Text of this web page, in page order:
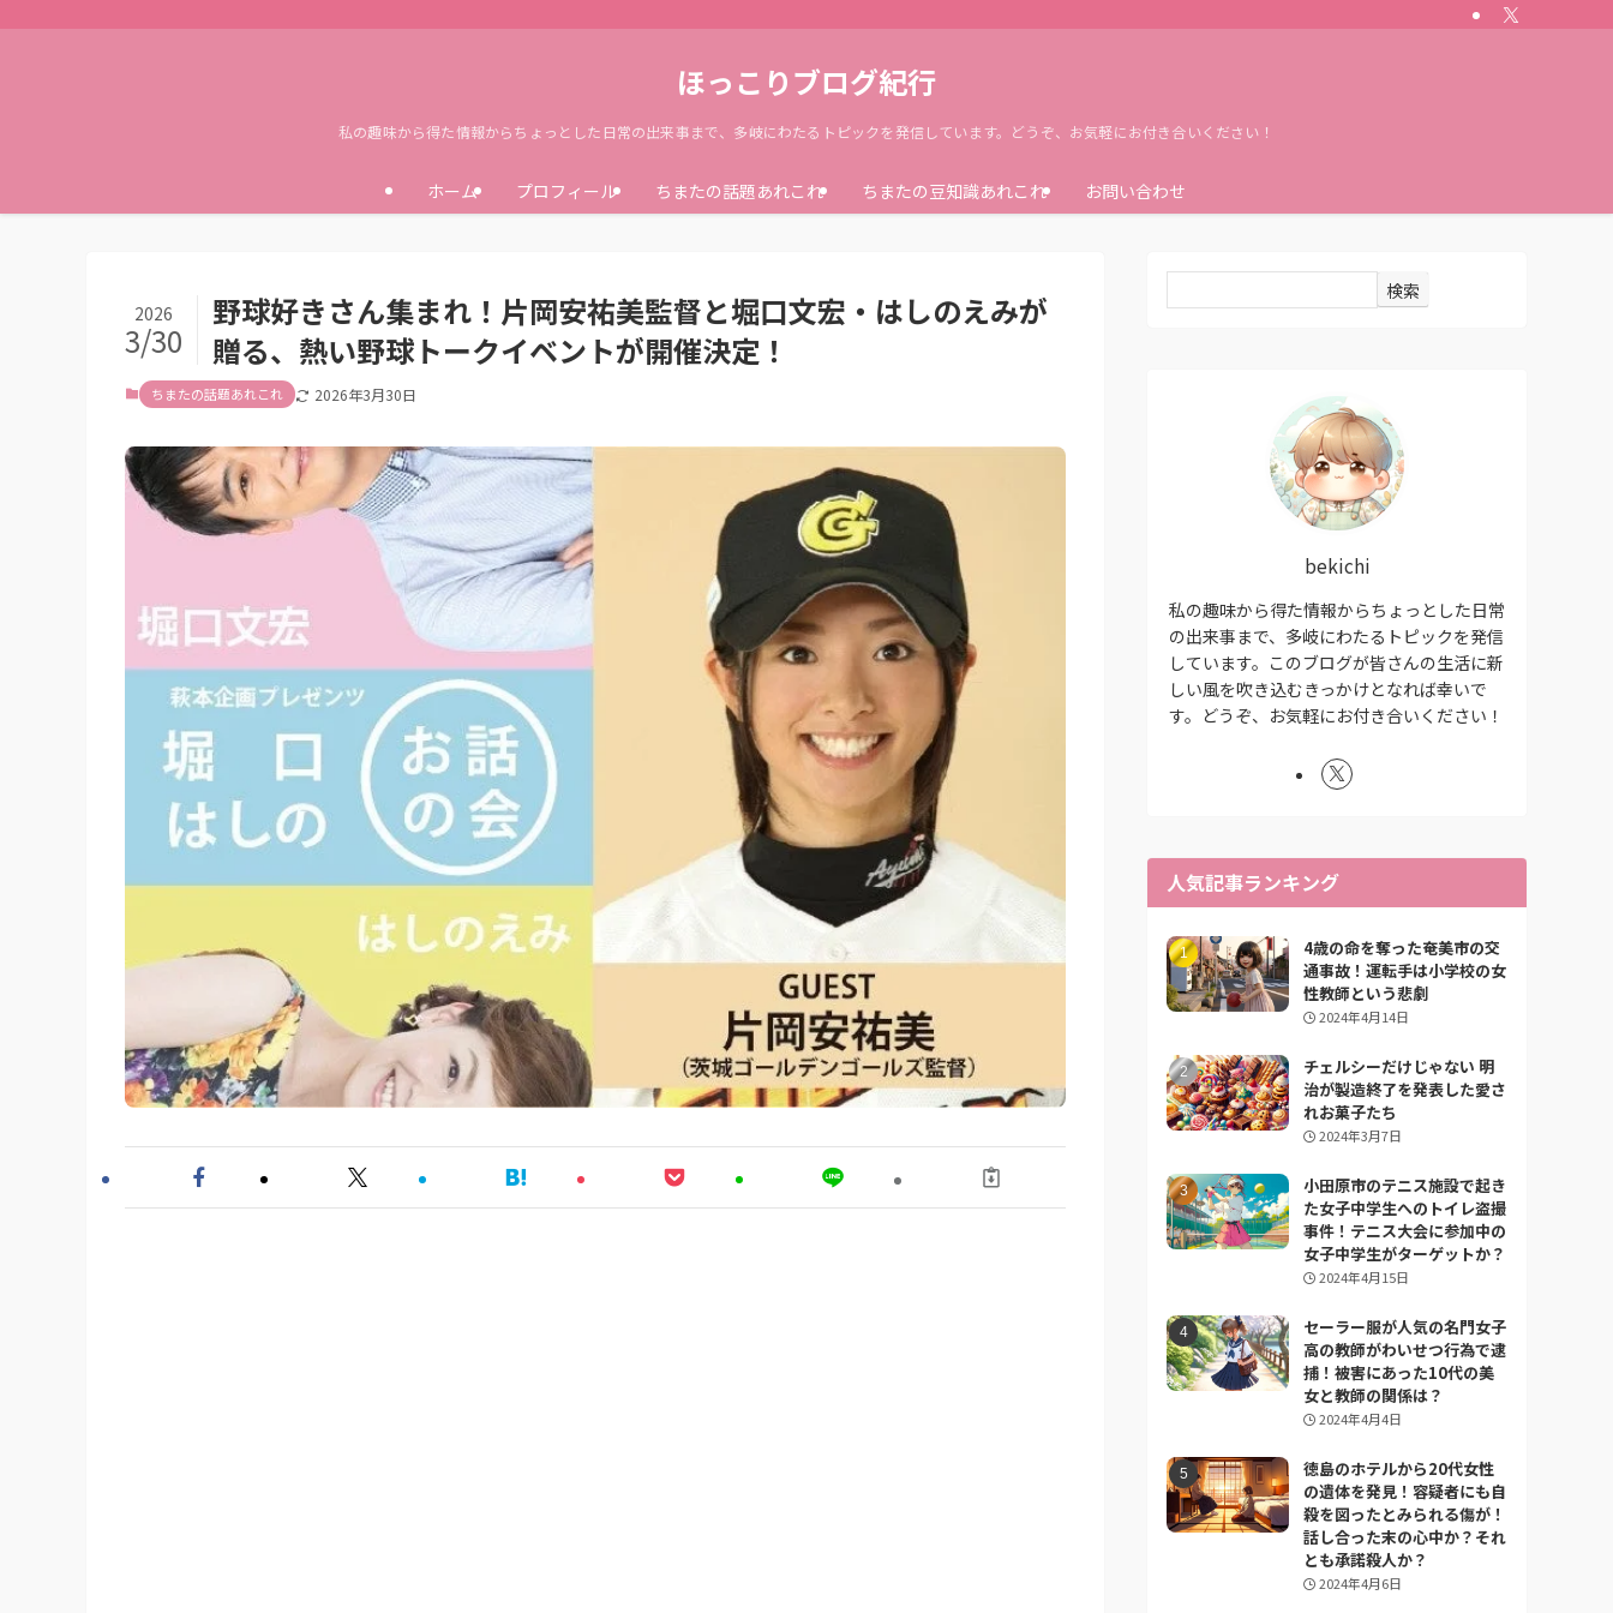
ほっこりブログ紀行
私の趣味から得た情報からちょっとした日常の出来事まで、多岐にわたるトピックを発信しています。どうぞ、お気軽にお付き合いください！
ホーム プロフィール ちまたの話題あれこれ ちまたの豆知識あれこれ お問い合わせ
野球好きさん集まれ！片岡安祐美監督と堀口文宏・はしのえみが
贈る、熱い野球トークイベントが開催決定！
2026
3/30
ちまたの話題あれこれ 2026年3月30日
検索
bekichi
私の趣味から得た情報からちょっとした日常
の出来事まで、多岐にわたるトピックを発信
しています。このブログが皆さんの生活に新
しい風を吹き込むきっかけとなれば幸いで
す。どうぞ、お気軽にお付き合いください！
人気記事ランキング
4歳の命を奪った奄美市の交
通事故！運転手は小学校の女
性教師という悲劇
2024年4月14日
チェルシーだけじゃない 明
治が製造終了を発表した愛さ
れお菓子たち
2024年3月7日
小田原市のテニス施設で起き
た女子中学生へのトイレ盗撮
事件！テニス大会に参加中の
女子中学生がターゲットか？
2024年4月15日
セーラー服が人気の名門女子
高の教師がわいせつ行為で逮
捕！被害にあった10代の美
女と教師の関係は？
2024年4月4日
徳島のホテルから20代女性
の遺体を発見！容疑者にも自
殺を図ったとみられる傷が！
話し合った末の心中か？それ
とも承諾殺人か？
2024年4月6日